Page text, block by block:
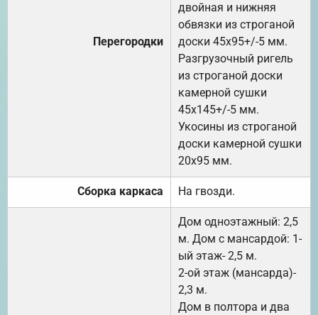
Перегородки
двойная и нижняя
обвязки из строганой
доски 45х95+/-5 мм.
Разгрузочный ригель
из строганой доски
камерной сушки
45х145+/-5 мм.
Укосины из строганой
доски камерной сушки
20х95 мм.
Сборка каркаса На гвозди.
Дом одноэтажный: 2,5
м. Дом с мансардой: 1-
ый этаж- 2,5 м.
2-ой этаж (мансарда)-
2,3 м.
Дом в полтора и два